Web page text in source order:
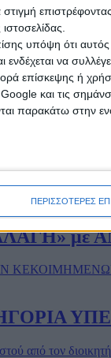
υπόψη ότι
ενδέχεται να
επίσκεψης ή
και τις
παρακάτω στην
ΠΕΡΙΣΣΟΤΕΡΕΣ
Πολλά»